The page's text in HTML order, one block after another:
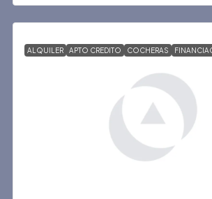
ALQUILER APTO CREDITO COCHERAS